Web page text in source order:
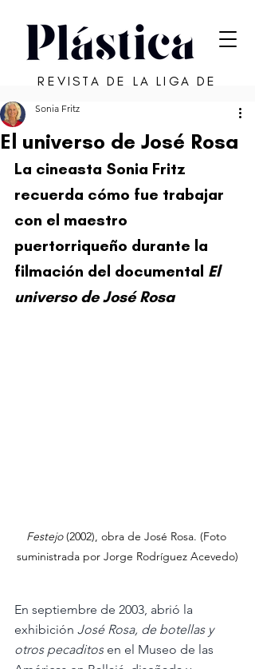
REVISTA DE LA LIGA DE
El universo de José Rosa
Sonia Fritz
La cineasta Sonia Fritz
recuerda cómo fue trabajar
con el maestro
puertorriqueño durante la
filmación del documental El
universo de José Rosa
Festejo (2002), obra de José Rosa. (Foto
suministrada por Jorge Rodríguez Acevedo)
En septiembre de 2003, abrió la
exhibición José Rosa, de botellas y
otros pecaditos en el Museo de las